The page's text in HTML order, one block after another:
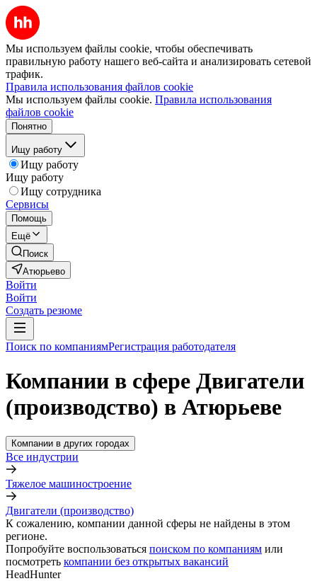
Мы используем файлы cookie, чтобы обеспечивать
правильную работу нашего веб-сайта и анализировать сетевой
трафик.
Правила использования файлов cookie
Мы используем файлы cookie. Правила использования
файлов cookie
Понятно
Ищу работу
Ищу работу
Ищу работу
Ищу сотрудника
Сервисы
Помощь
Ещё
Поиск
Атюрьево
Войти
Войти
Создать резюме
Поиск по компаниямРегистрация работодателя
Компании в сфере Двигатели
(производство) в Атюрьеве
Компании в других городах
Все индустрии
Тяжелое машиностроение
Двигатели (производство)
К сожалению, компании данной сферы не найдены в этом
регионе.
Попробуйте воспользоваться поиском по компаниям или
посмотреть компании без открытых вакансий
HeadHunter